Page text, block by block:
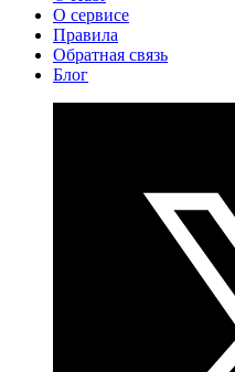
О сервисе
Правила
Обратная связь
Блог